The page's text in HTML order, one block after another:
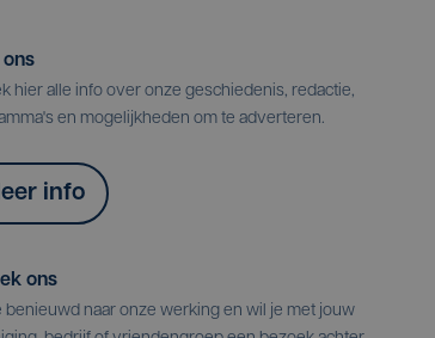
ons
hier alle info over onze geschiedenis, redactie,
en mogelijkheden om te adverteren.
info
ons
benieuwd naar onze werking en wil je met jouw